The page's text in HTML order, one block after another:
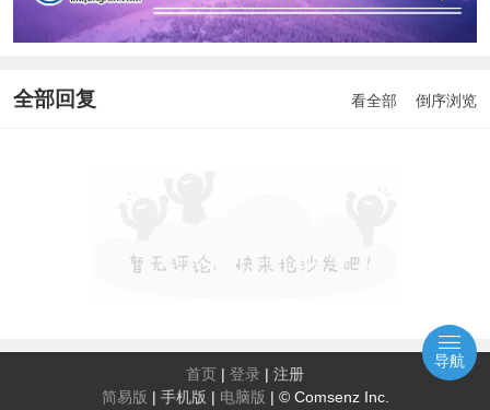
全部回复 看全部 倒序浏览
首页 | 登录 | 注册
简易版 | 手机版 | 电脑版 | © Comsenz Inc.
导航